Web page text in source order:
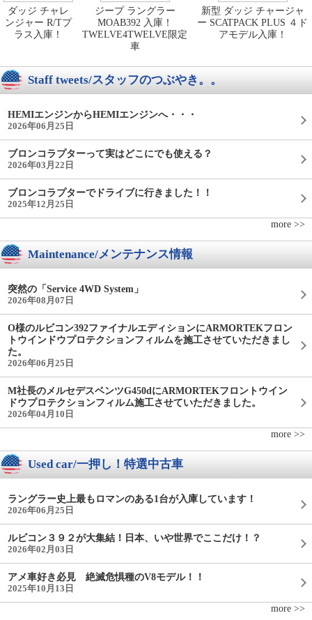
ダッジ チャレ
ンジャー R/Tプ
ラス入庫！
ジープ ラングラー
MOAB392 入庫！
TWELVE4TWELVE限定
車
新型 ダッジ チャージャ
ー SCATPACK PLUS ４ド
アモデル入庫！
Staff tweets/スタッフのつぶやき。。
HEMIエンジンからHEMIエンジンへ・・・
2026年06月25日
ブロンコラプターって実はどこにでも使える？
2026年03月22日
ブロンコラプターでドライブに行きました！！
2025年12月25日
more >>
Maintenance/メンテナンス情報
突然の「Service 4WD System」
2026年08月07日
O様のルビコン392ファイナルエディションにARMORTEKフロン
トウインドウプロテクションフィルムを施工させていただきまし
た。
2026年06月25日
M社長のメルセデスベンツG450dにARMORTEKフロントウイン
ドウプロテクションフィルム施工させていただきました。
2026年04月10日
more >>
Used car/一押し！特選中古車
ラングラー史上最もロマンのある1台が入庫しています！
2026年06月25日
ルビコン３９２が大集結！日本、いや世界でここだけ！？
2026年02月03日
アメ車好き必見 絶滅危惧種のV8モデル！！
2025年10月13日
more >>